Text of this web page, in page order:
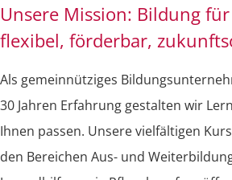
Unsere Mission: Bildung
flexibel, förderbar,
Als gemeinnütziges
30 Jahren Erfahrung gestalten wir
Ihnen passen. Unsere vielfältigen
den Bereichen Aus- und